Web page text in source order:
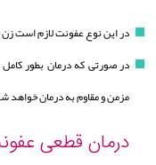
در این نوع عفونت لازم است
در صورتی که درمان بطور
مزمن و مقاوم به درمان خواهد
درمان قطعی